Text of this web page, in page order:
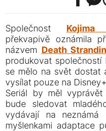
Společnost Kojima
překvapivě oznámila
názvem Death
produkovat společností
se mělo na svět
vysílat pouze na
Seriál by měl
bude sledovat
vydávají na neznámá
myšlenkami adaptace